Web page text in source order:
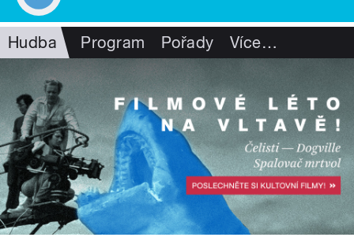
Hudba Program Pořady Více…